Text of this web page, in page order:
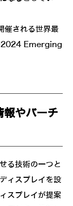
催される世界最
Emerging
報やバーチ
る技術の一つと
ィスプレイを設
スプレイが提案